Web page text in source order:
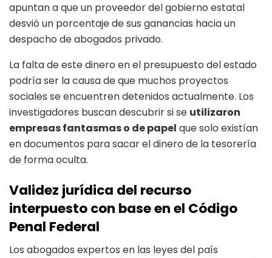
apuntan a que un proveedor del gobierno estatal
desvió un porcentaje de sus ganancias hacia un
despacho de abogados privado.
La falta de este dinero en el presupuesto del estado
podría ser la causa de que muchos proyectos
sociales se encuentren detenidos actualmente. Los
investigadores buscan descubrir si se utilizaron
empresas fantasmas o de papel que solo existían
en documentos para sacar el dinero de la tesorería
de forma oculta.
Validez jurídica del recurso
interpuesto con base en el Código
Penal Federal
Los abogados expertos en las leyes del país